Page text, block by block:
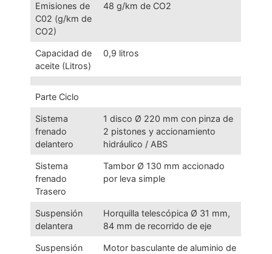
Emisiones de
C02 (g/km de
CO2)
48 g/km de CO2
Capacidad de
aceite (Litros)
0,9 litros
Parte Ciclo
Sistema
frenado
delantero
1 disco Ø 220 mm con pinza de
2 pistones y accionamiento
hidráulico / ABS
Sistema
frenado
Trasero
Tambor Ø 130 mm accionado
por leva simple
Suspensión
delantera
Horquilla telescópica Ø 31 mm,
84 mm de recorrido de eje
Suspensión
Motor basculante de aluminio de